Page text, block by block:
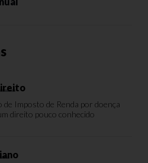
de Imposto de Renda por doença
direito pouco conhecido